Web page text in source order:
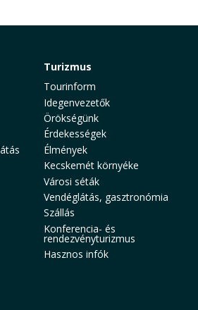
Turizmus
Tourinform
Idegenvezetők
Örökségünk
Érdekességek
Élmények
Kecskemét környéke
Városi séták
Vendéglátás, gasztronómia
Szállás
Konferencia- és
rendezvényturizmus
Hasznos infók